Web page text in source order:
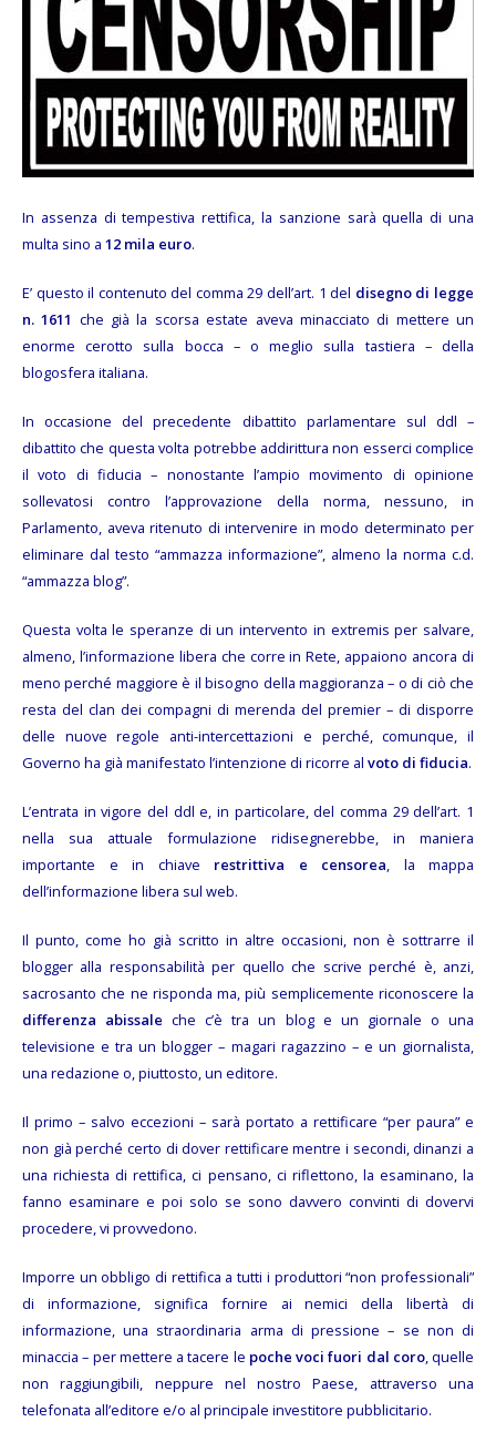
In assenza di tempestiva rettifica, la sanzione sarà quella di una
multa sino a 12 mila euro.
E’ questo il contenuto del comma 29 dell’art. 1 del disegno di legge
n. 1611 che già la scorsa estate aveva minacciato di mettere un
enorme cerotto sulla bocca – o meglio sulla tastiera – della
blogosfera italiana.
In occasione del precedente dibattito parlamentare sul ddl –
dibattito che questa volta potrebbe addirittura non esserci complice
il voto di fiducia – nonostante l’ampio movimento di opinione
sollevatosi contro l’approvazione della norma, nessuno, in
Parlamento, aveva ritenuto di intervenire in modo determinato per
eliminare dal testo “ammazza informazione”, almeno la norma c.d.
“ammazza blog”.
Questa volta le speranze di un intervento in extremis per salvare,
almeno, l’informazione libera che corre in Rete, appaiono ancora di
meno perché maggiore è il bisogno della maggioranza – o di ciò che
resta del clan dei compagni di merenda del premier – di disporre
delle nuove regole anti-intercettazioni e perché, comunque, il
Governo ha già manifestato l’intenzione di ricorre al voto di fiducia.
L’entrata in vigore del ddl e, in particolare, del comma 29 dell’art. 1
nella sua attuale formulazione ridisegnerebbe, in maniera
importante e in chiave restrittiva e censorea, la mappa
dell’informazione libera sul web.
Il punto, come ho già scritto in altre occasioni, non è sottrarre il
blogger alla responsabilità per quello che scrive perché è, anzi,
sacrosanto che ne risponda ma, più semplicemente riconoscere la
differenza abissaleche c’è tra un blog e un giornale o una
televisione e tra un blogger – magari ragazzino – e un giornalista,
una redazione o, piuttosto, un editore.
Il primo – salvo eccezioni – sarà portato a rettificare “per paura” e
non già perché certo di dover rettificare mentre i secondi, dinanzi a
una richiesta di rettifica, ci pensano, ci riflettono, la esaminano, la
fanno esaminare e poi solo se sono davvero convinti di dovervi
procedere, vi provvedono.
Imporre un obbligo di rettifica a tutti i produttori “non professionali”
di informazione, significa fornire ai nemici della libertà di
informazione, una straordinaria arma di pressione – se non di
minaccia – per mettere a tacere le poche voci fuori dal coro, quelle
non raggiungibili, neppure nel nostro Paese, attraverso una
telefonata all’editore e/o al principale investitore pubblicitario.